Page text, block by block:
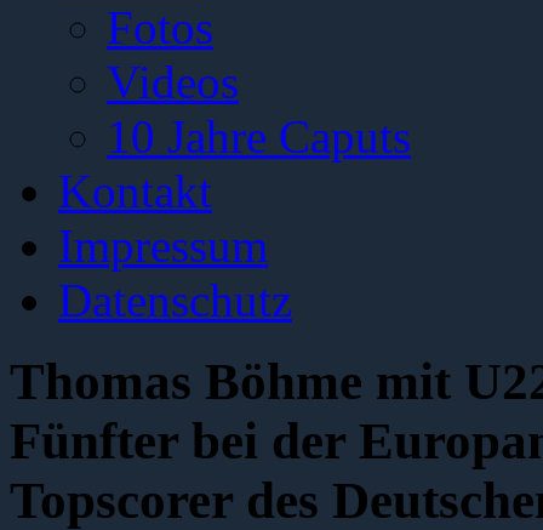
Fotos
Videos
10 Jahre Caputs
Kontakt
Impressum
Datenschutz
Thomas Böhme mit
Fünfter bei der
Topscorer des